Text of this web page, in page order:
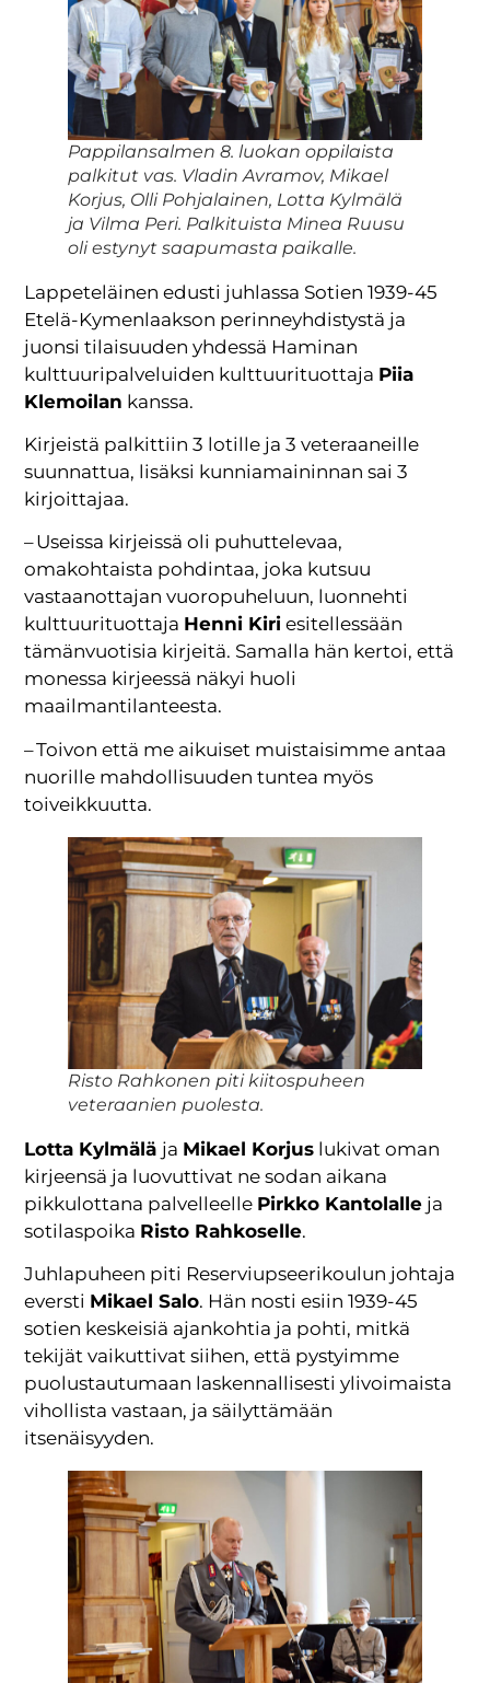
Pappilansalmen 8. luokan oppilaista
palkitut vas. Vladin Avramov, Mikael
Korjus, Olli Pohjalainen, Lotta Kylmälä
ja Vilma Peri. Palkituista Minea Ruusu
oli estynyt saapumasta paikalle.
Lappeteläinen edusti juhlassa Sotien 1939-45
Etelä-Kymenlaakson perinneyhdistystä ja
juonsi tilaisuuden yhdessä Haminan
kulttuuripalveluiden kulttuurituottaja Piia
Klemoilan kanssa.
Kirjeistä palkittiin 3 lotille ja 3 veteraaneille
suunnattua, lisäksi kunniamaininnan sai 3
kirjoittajaa.
– Useissa kirjeissä oli puhuttelevaa,
omakohtaista pohdintaa, joka kutsuu
vastaanottajan vuoropuheluun, luonnehti
kulttuurituottaja Henni Kiri esitellessään
tämänvuotisia kirjeitä. Samalla hän kertoi, että
monessa kirjeessä näkyi huoli
maailmantilanteesta.
– Toivon että me aikuiset muistaisimme antaa
nuorille mahdollisuuden tuntea myös
toiveikkuutta.
Risto Rahkonen piti kiitospuheen
veteraanien puolesta.
Lotta Kylmälä ja Mikael Korjus lukivat oman
kirjeensä ja luovuttivat ne sodan aikana
pikkulottana palvelleelle Pirkko Kantolalle ja
sotilaspoika Risto Rahkoselle.
Juhlapuheen piti Reserviupseerikoulun johtaja
eversti Mikael Salo. Hän nosti esiin 1939-45
sotien keskeisiä ajankohtia ja pohti, mitkä
tekijät vaikuttivat siihen, että pystyimme
puolustautumaan laskennallisesti ylivoimaista
vihollista vastaan, ja säilyttämään
itsenäisyyden.